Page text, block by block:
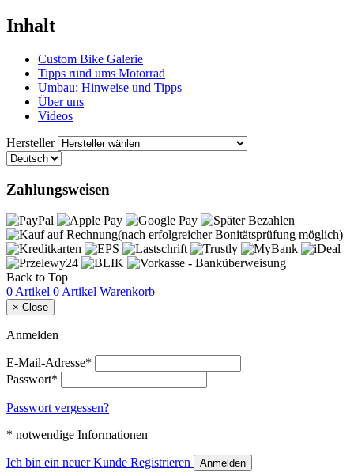
Inhalt
Custom Bike Galerie
Tipps rund ums Motorrad
Umbau: Hinweise und Tipps
Über uns
Videos
Hersteller
Zahlungsweisen
Back to Top
0 Artikel 0 Artikel Warenkorb
× Close
Anmelden
E-Mail-Adresse*
Passwort*
Passwort vergessen?
* notwendige Informationen
Ich bin ein neuer Kunde Registrieren Anmelden